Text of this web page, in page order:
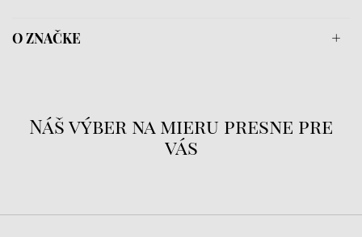
O ZNAČKE
Náš výber na mieru presne pre
vás